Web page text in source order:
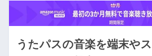
うたパスの音楽を端末や